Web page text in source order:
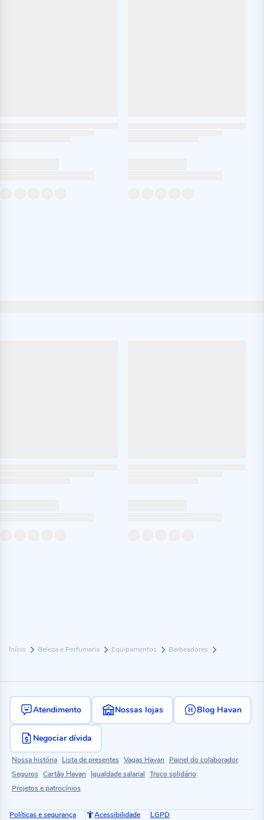
Início Beleza e Perfumaria Equipamentos Barbeadores
Atendimento Nossas lojas Blog Havan
Negociar dívida
Nossa história Lista de presentes Vagas Havan
Painel do colaborador
Seguros Cartão Havan Igualdade salarial Troco solidário
Projetos e patrocínios
Políticas e segurança Acessibilidade LGPD